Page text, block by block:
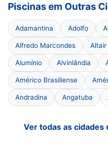
Piscinas em Outras
Adamantina Adolfo
Alfredo Marcondes Altair
Alumínio Alvinlândia
Américo Brasiliense
Andradina Angatuba
Ver todas as cidades